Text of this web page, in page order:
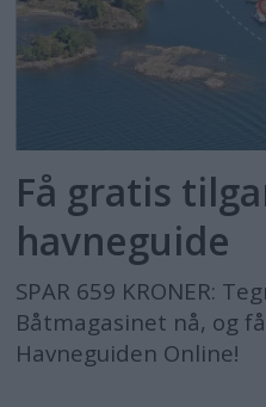
Få gratis
havneguide
SPAR 659 KRONER:
Båtmagasinet nå, og
Havneguiden Online!